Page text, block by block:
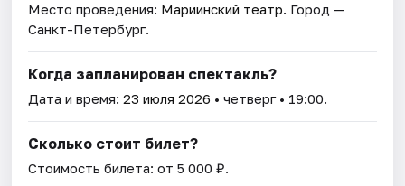
Место проведения: Мариинский театр. Город —
Санкт-Петербург.
Когда запланирован спектакль?
Дата и время:23 июля 2026 • четверг • 19:00.
Сколько стоит билет?
Стоимость билета: от 5 000 ₽.